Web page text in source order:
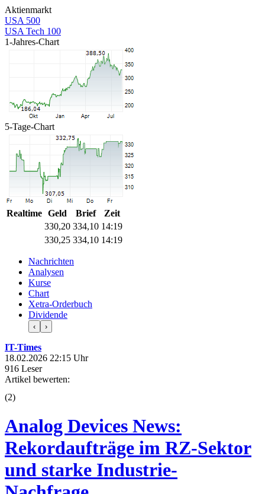
Aktienmarkt
USA 500
USA Tech 100
1-Jahres-Chart
5-Tage-Chart
Realtime Geld Brief
Zeit
330,25 334,10 14:19
330,25 334,10 14:19
Nachrichten
Analysen
Kurse
Chart
Xetra-Orderbuch
Dividende
‹ ›
IT-Times
18.02.2026 22:15 Uhr
916 Leser
Artikel bewerten:
(2)
Analog Devices News:
Rekordaufträge im RZ-Sektor
und starke Industrie-